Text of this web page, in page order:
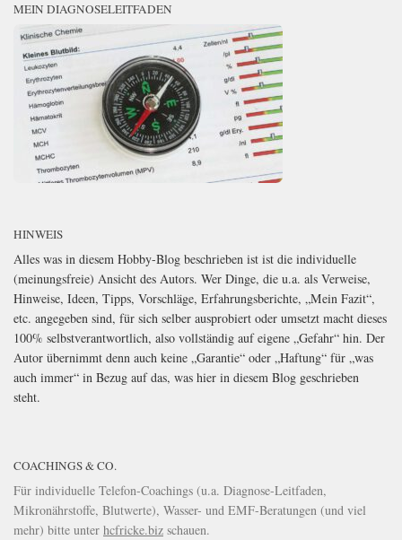
MEIN DIAGNOSELEITFADEN
HINWEIS
Alles was in diesem Hobby-Blog beschrieben ist ist die individuelle
(meinungsfreie) Ansicht des Autors. Wer Dinge, die u.a. als Verweise,
Hinweise, Ideen, Tipps, Vorschläge, Erfahrungsberichte, „Mein Fazit“,
etc. angegeben sind, für sich selber ausprobiert oder umsetzt macht dieses
100% selbstverantwortlich, also vollständig auf eigene „Gefahr“ hin. Der
Autor übernimmt denn auch keine „Garantie“ oder „Haftung“ für „was
auch immer“ in Bezug auf das, was hier in diesem Blog geschrieben
steht.
COACHINGS & CO.
Für individuelle Telefon-Coachings (u.a. Diagnose-Leitfaden,
Mikronährstoffe, Blutwerte), Wasser- und EMF-Beratungen (und viel
mehr) bitte unter hcfricke.biz schauen.